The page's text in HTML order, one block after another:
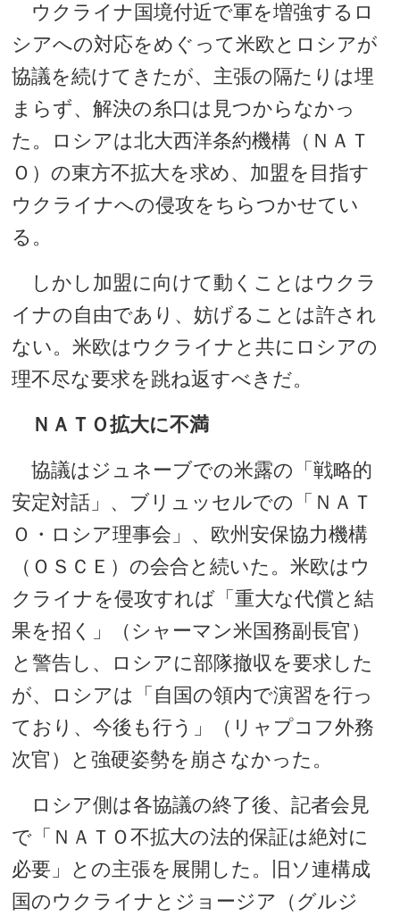
ウクライナ国境付近で軍を増強するロ
シアへの対応をめぐって米欧とロシアが
協議を続けてきたが、主張の隔たりは埋
まらず、解決の糸口は見つからなかっ
た。ロシアは北大西洋条約機構（ＮＡＴ
Ｏ）の東方不拡大を求め、加盟を目指す
ウクライナへの侵攻をちらつかせてい
る。
しかし加盟に向けて動くことはウクラ
イナの自由であり、妨げることは許され
ない。米欧はウクライナと共にロシアの
理不尽な要求を跳ね返すべきだ。
ＮＡＴＯ拡大に不満
協議はジュネーブでの米露の「戦略的
安定対話」、ブリュッセルでの「ＮＡＴ
Ｏ・ロシア理事会」、欧州安保協力機構
（ＯＳＣＥ）の会合と続いた。米欧はウ
クライナを侵攻すれば「重大な代償と結
果を招く」（シャーマン米国務副長官）
と警告し、ロシアに部隊撤収を要求した
が、ロシアは「自国の領内で演習を行っ
ており、今後も行う」（リャプコフ外務
次官）と強硬姿勢を崩さなかった。
ロシア側は各協議の終了後、記者会見
で「ＮＡＴＯ不拡大の法的保証は絶対に
必要」との主張を展開した。旧ソ連構成
国のウクライナとジョージア（グルジ